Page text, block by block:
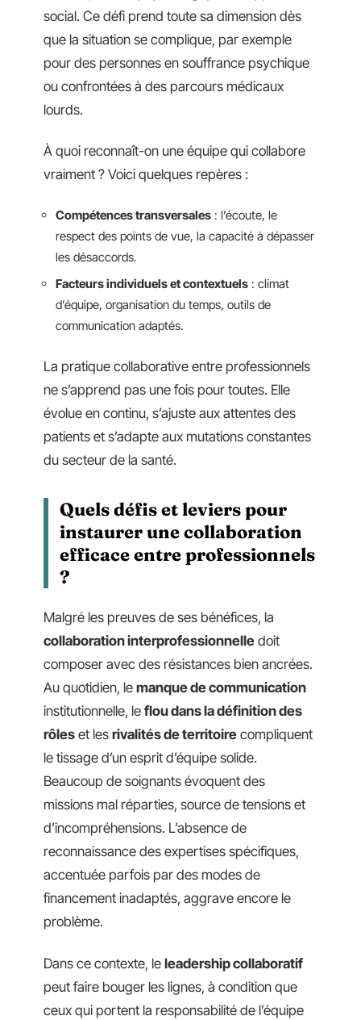
social. Ce défi prend toute sa dimension dès
que la situation se complique, par exemple
pour des personnes en souffrance psychique
ou confrontées à des parcours médicaux
lourds.
À quoi reconnaît-on une équipe qui collabore
vraiment ? Voici quelques repères :
Compétences transversales : l’écoute, le
respect des points de vue, la capacité à dépasser
les désaccords.
Facteurs individuels et contextuels : climat
d’équipe, organisation du temps, outils de
communication adaptés.
La pratique collaborative entre professionnels
ne s’apprend pas une fois pour toutes. Elle
évolue en continu, s’ajuste aux attentes des
patients et s’adapte aux mutations constantes
du secteur de la santé.
Quels défis et leviers pour
instaurer une collaboration
efficace entre professionnels
?
Malgré les preuves de ses bénéfices, la
collaboration interprofessionnelle doit
composer avec des résistances bien ancrées.
Au quotidien, le manque de communication
institutionnelle, le flou dans la définition des
rôles et les rivalités de territoire compliquent
le tissage d’un esprit d’équipe solide.
Beaucoup de soignants évoquent des
missions mal réparties, source de tensions et
d’incompréhensions. L’absence de
reconnaissance des expertises spécifiques,
accentuée parfois par des modes de
financement inadaptés, aggrave encore le
problème.
Dans ce contexte, le leadership collaboratif
peut faire bouger les lignes, à condition que
ceux qui portent la responsabilité de l’équipe